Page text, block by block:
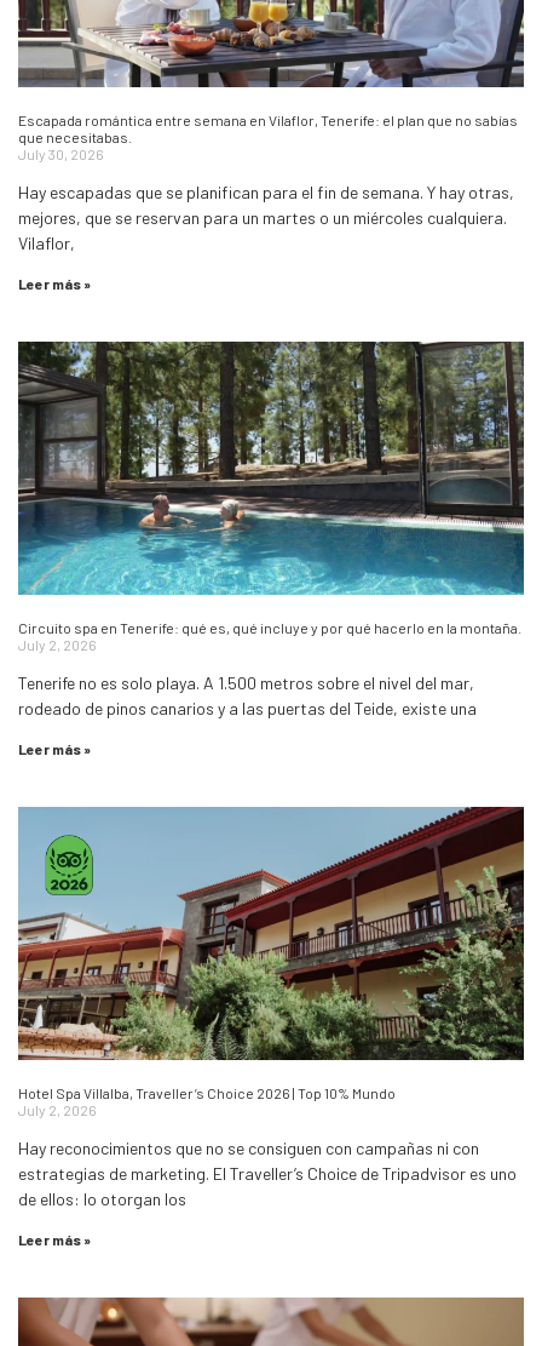
Escapada romántica entre semana en Vilaflor, Tenerife: el plan que no sabías
que necesitabas.
July 30, 2026
Hay escapadas que se planifican para el fin de semana. Y hay otras,
mejores, que se reservan para un martes o un miércoles cualquiera.
Vilaflor,
Leer más »
Circuito spa en Tenerife: qué es, qué incluye y por qué hacerlo en la montaña.
July 2, 2026
Tenerife no es solo playa. A 1.500 metros sobre el nivel del mar,
rodeado de pinos canarios y a las puertas del Teide, existe una
Leer más »
Hotel Spa Villalba, Traveller’s Choice 2026 | Top 10% Mundo
July 2, 2026
Hay reconocimientos que no se consiguen con campañas ni con
estrategias de marketing. El Traveller’s Choice de Tripadvisor es uno
de ellos: lo otorgan los
Leer más »